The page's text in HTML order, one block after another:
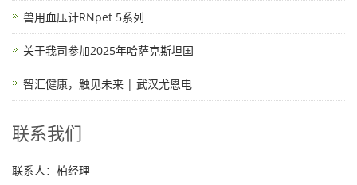
兽用血压计RNpet 5系列
关于我司参加2025年哈萨克斯坦国
智汇健康，触见未来 | 武汉尤恩电
联系我们
联系人：柏经理